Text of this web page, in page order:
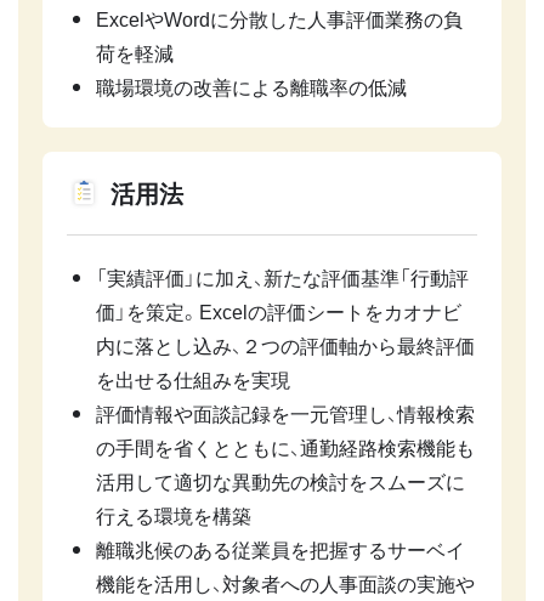
ExcelやWordに分散した人事評価業務の負
荷を軽減
職場環境の改善による離職率の低減
活用法
「実績評価」に加え、新たな評価基準「行動評
価」を策定。Excelの評価シートをカオナビ
内に落とし込み、２つの評価軸から最終評価
を出せる仕組みを実現
評価情報や面談記録を一元管理し、情報検索
の手間を省くとともに、通勤経路検索機能も
活用して適切な異動先の検討をスムーズに
行える環境を構築
離職兆候のある従業員を把握するサーベイ
機能を活用し、対象者への人事面談の実施や